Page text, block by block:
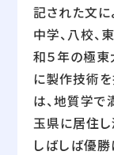
記された文に
中学、八校、
和５年の極
に製作技術
は、地質学で
玉県に居住
しばしば優